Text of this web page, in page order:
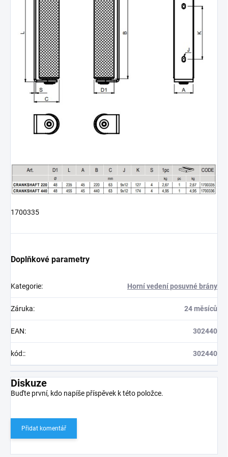
1700335
Doplňkové parametry
Kategorie: Horní vedení posuvné brány
Záruka: 24 měsíců
EAN: 302440
kód:: 302440
Diskuze
Buďte první, kdo napíše příspěvek k této položce.
Přidat komentář